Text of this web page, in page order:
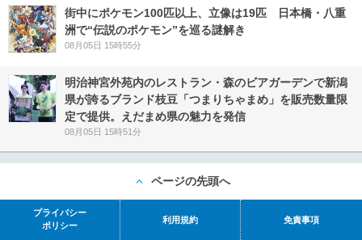
街中にポケモン100匹以上、立像は19匹 日本橋・八重
洲で“伝説のポケモン”を巡る謎解き
08月05日 15時55分
明治神宮外苑内のレストラン・森のビアガーデンで新潟
県が誇るブランド枝豆「つまりちゃまめ」を販売数量限
定で提供。えだまめ県の魅力を発信
08月05日 15時51分
ページの先頭へ
プライバシー
ポリシー
利用規約 免責事項